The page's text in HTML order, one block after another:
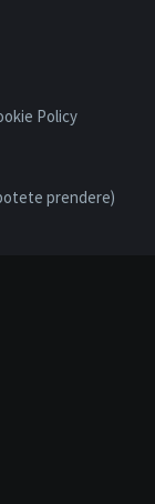
Policy
prendere)